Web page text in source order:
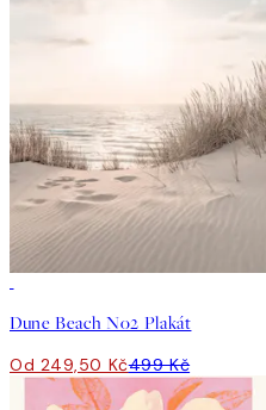
Dune Beach No2 Plakát
Od 249,50 Kč499 Kč